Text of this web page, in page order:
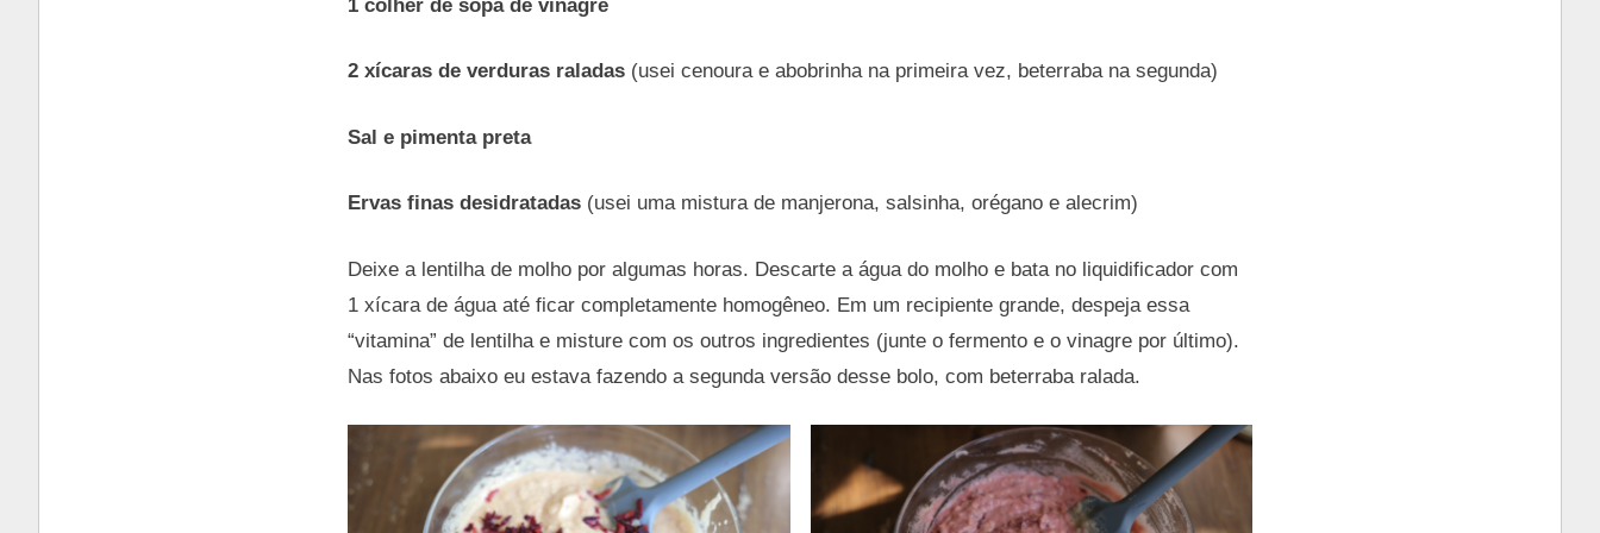
1 colher de sopa de vinagre
2 xícaras de verduras raladas (usei cenoura e abobrinha na primeira vez, beterraba na segunda)
Sal e pimenta preta
Ervas finas desidratadas (usei uma mistura de manjerona, salsinha, orégano e alecrim)
Deixe a lentilha de molho por algumas horas. Descarte a água do molho e bata no liquidificador com
1 xícara de água até ficar completamente homogêneo. Em um recipiente grande, despeja essa
“vitamina” de lentilha e misture com os outros ingredientes (junte o fermento e o vinagre por último).
Nas fotos abaixo eu estava fazendo a segunda versão desse bolo, com beterraba ralada.